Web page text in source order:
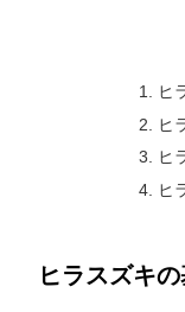
ヒ
ヒ
ヒ
ヒ
ヒラスズキ